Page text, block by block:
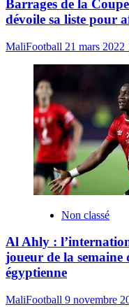
Barrages de la
dévoile sa liste pour
MaliFootball 21 mars 2022
Non classé
Al Ahly :
joueur de la semaine
égyptienne
MaliFootball 9 novembre